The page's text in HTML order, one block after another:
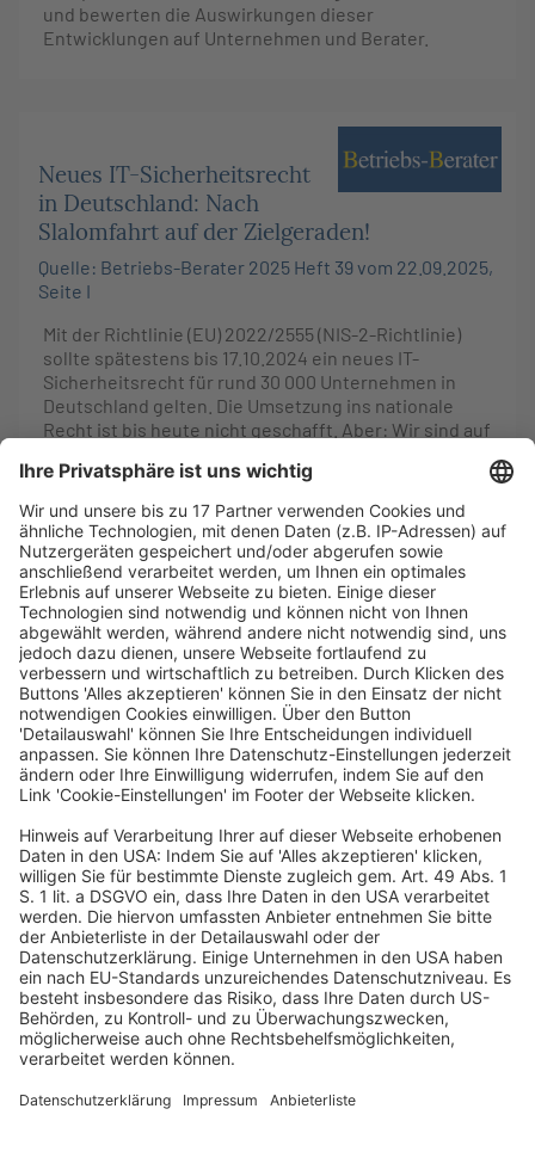
und bewerten die Auswirkungen dieser
Entwicklungen auf Unternehmen und Berater.
Neues IT-Sicherheitsrecht
in Deutschland: Nach
Slalomfahrt auf der Zielgeraden!
Quelle: Betriebs-Berater 2025 Heft 39 vom 22.09.2025,
Seite I
Mit der Richtlinie (EU) 2022/2555 (NIS-2-Richtlinie)
sollte spätestens bis 17.10.2024 ein neues IT-
Sicherheitsrecht für rund 30 000 Unternehmen in
Deutschland gelten. Die Umsetzung ins nationale
Recht ist bis heute nicht geschafft. Aber: Wir sind auf
BMI den Regierungsentwurf veröffentlicht (BMI,
Meldung vom 24.7.2025), …
Maßnahmen für eine
erfolgreiche Zukunft:
realistisch, machbar, wirksam
Quelle: Recht Automobil Wirtschaft 2025 Heft 02 vom
18.09.2025, Seite 107
Patrick Schnieder, MdB und Bundesminister für
Studie zu den
Auswirkungen des
HinSchG auf die mittelständische
Wirtschaft
18.09.2025, Seite 382